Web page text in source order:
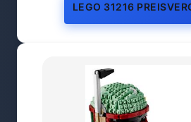
LEGO 31216